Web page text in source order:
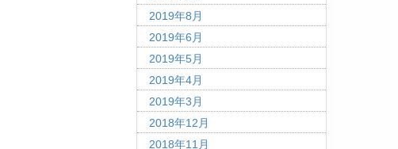
2019年8月
2019年6月
2019年5月
2019年4月
2019年3月
2018年12月
2018年11月